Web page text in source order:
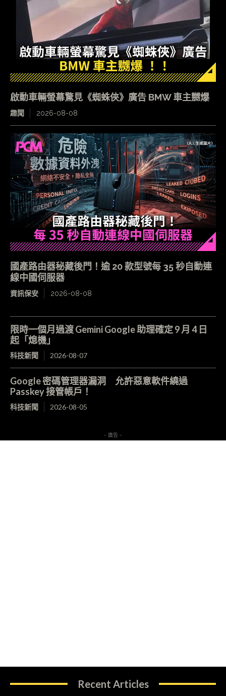
啟動車輛螢幕驚見《蜘蛛俠》廣告 BMW 車主嬲爆
趣聞 2026-08-08
國產路由器秘藏後門！逾 20 款型號每 35 秒自動連
線中國伺服器
資訊保安 2026-08-08
限時一個月過渡 Gemini Google 助理確定 9 月 4 日
起「熄機」
科技新聞 2026-08-07
Google 密碼管理器漏洞 允許惡意軟件繞過
Passkey 接管帳戶！
科技新聞 2026-08-05
- 廣告 -
Recent Articles